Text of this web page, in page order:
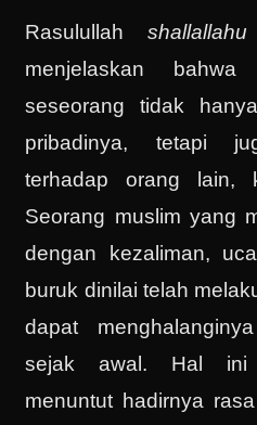
Rasulullah
menjelaskan bahwa
seseorang tidak
pribadinya, tetapi
terhadap orang lain,
Seorang muslim yang
dengan kezaliman,
buruk dinilai telah
dapat
sejak awal. Hal ini
menuntut hadirnya